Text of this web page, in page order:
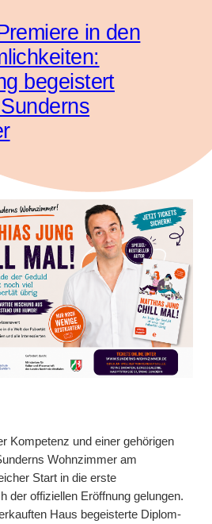
in den
begeistert
Kompetenz und einer gehörigen
Wohnzimmer am
Start in die erste
der offiziellen Eröffnung gelungen.
Haus begeisterte Diplom-